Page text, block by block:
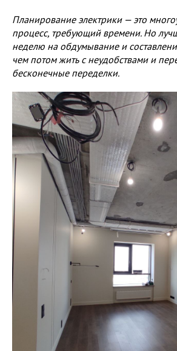
Планирование электрики — это
процесс, требующий времени. Но
неделю на обдумывание и
чем потом жить с неудобствами и
бесконечные переделки.